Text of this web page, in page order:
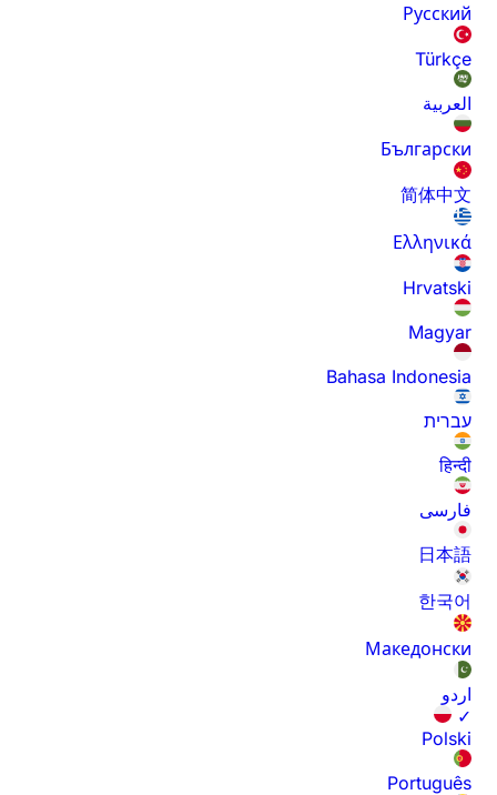
Русский
Türkçe
العربية
Български
简体中文
Ελληνικά
Hrvatski
Magyar
Bahasa Indonesia
עברית
हिन्दी
فارسی
日本語
한국어
Македонски
اردو
✓
Polski
Português